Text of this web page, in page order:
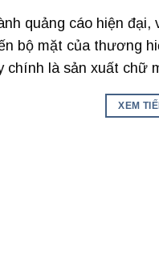
quảng cáo hiện
bộ mặt của thương
chính là sản xuất chữ
XEM